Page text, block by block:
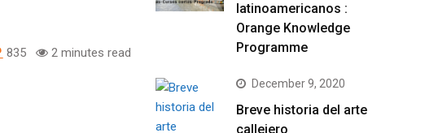
835 2 minutes read
latinoamericanos :
Orange Knowledge
Programme
December 9, 2020
Breve historia del arte
callejero